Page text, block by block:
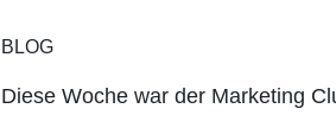
BLOG
Diese Woche war der Marketing